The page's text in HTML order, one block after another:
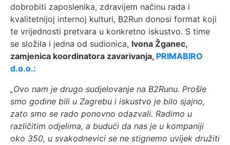
dobrobiti zaposlenika, zdravijem načinu rada i
kvalitetnijoj internoj kulturi, B2Run donosi format koji
te vrijednosti pretvara u konkretno iskustvo. S time
se složila i jedna od sudionica, Ivona Žganec,
zamjenica koordinatora zavarivanja, PRIMABIRO
d.o.o.:
„Ovo nam je drugo sudjelovanje na B2Runu. Prošle
smo godine bili u Zagrebu i iskustvo je bilo sjajno,
zato smo se rado ponovno odazvali. Radimo u
različitim odjelima, a budući da nas je u kompaniji
oko 350, u svakodnevici se ne stignemo uvijek družiti